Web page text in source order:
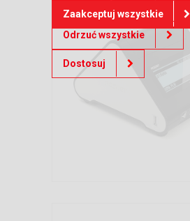
Zaakceptuj wszystkie
Odrzuć wszystkie
Dostosuj